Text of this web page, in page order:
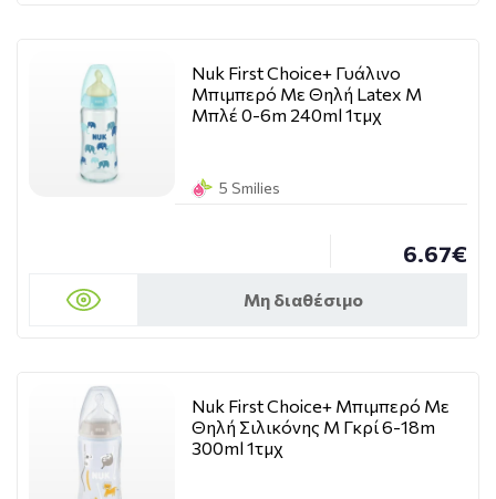
Nuk First Choice+ Γυάλινο
Μπιμπερό Με Θηλή Latex M
Μπλέ 0-6m 240ml 1τμχ
5 Smilies
6.67€
Μη διαθέσιμο
Nuk First Choice+ Μπιμπερό Με
Θηλή Σιλικόνης M Γκρί 6-18m
300ml 1τμχ